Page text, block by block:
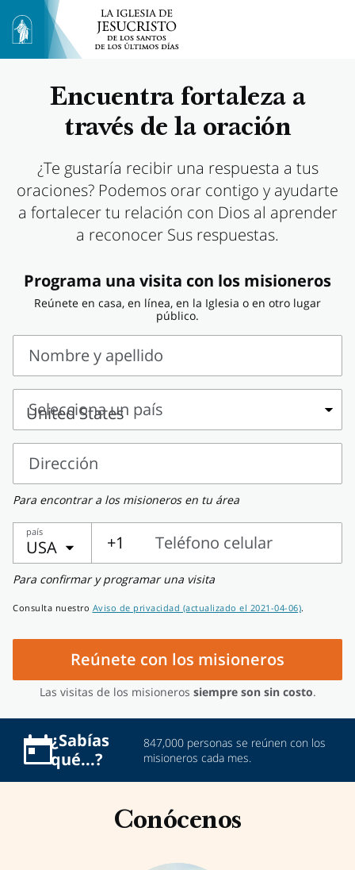
Encuentra fortaleza a
través de la oración
¿Te gustaría recibir una respuesta a tus
oraciones? Podemos orar contigo y ayudarte
a fortalecer tu relación con Dios al aprender
a reconocer Sus respuestas.
Programa una visita con los misioneros
Reúnete en casa, en línea, en la Iglesia o en otro lugar
público.
Nombre y apellido
Nombre
apellido
Selecciona un país
Selecciona
un
país
Dirección
Dirección
Para encontrar a los misioneros en tu área
país
USA +1
Teléfono celular
Teléfono
celular
Para confirmar y programar una visita
Consulta nuestro Aviso de privacidad (actualizado el 2021-04-06).
Las visitas de los misioneros siempre son sin costo.
Reúnete con los misioneros
¿Sabías
qué...?
847,000 personas se reúnen con los
misioneros cada mes.
Conócenos